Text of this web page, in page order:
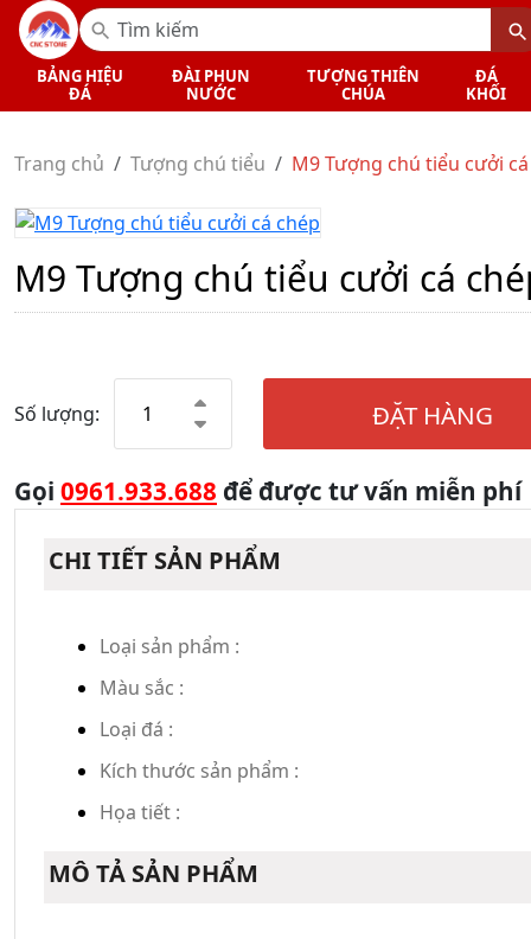
BẢNG HIỆU
ĐÁ
ĐÀI PHUN
NƯỚC
TƯỢNG THIÊN
CHÚA
ĐÁ
KHỐI
Trang chủ Tượng chú tiểu M9 Tượng chú tiểu cưởi
M9 Tượng chú tiểu cưởi cá
Số lượng: ĐẶT HÀNG
Gọi 0961.933.688 để được tư vấn miễn phí
CHI TIẾT SẢN PHẨM
Loại sản phẩm :
Màu sắc :
Loại đá :
Kích thước sản phẩm :
Họa tiết :
MÔ TẢ SẢN PHẨM